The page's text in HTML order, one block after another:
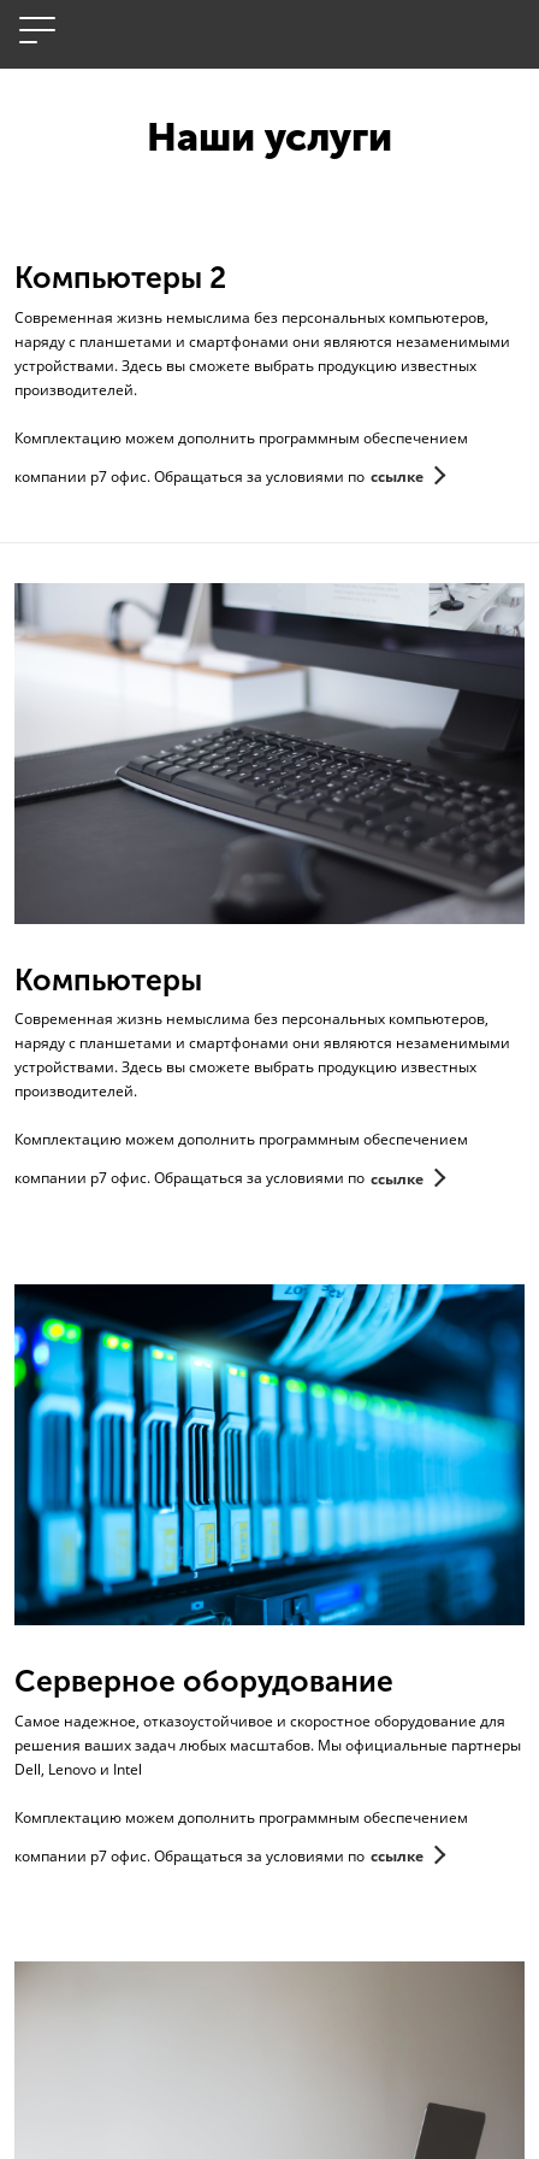
Наши услуги
Компьютеры 2
Современная жизнь немыслима без персональных компьютеров,
наряду с планшетами и смартфонами они являются незаменимыми
устройствами. Здесь вы сможете выбрать продукцию известных
производителей.
Комплектацию можем дополнить программным обеспечением
компании р7 офис. Обращаться за условиями по ссылке
Компьютеры
Современная жизнь немыслима без персональных компьютеров,
наряду с планшетами и смартфонами они являются незаменимыми
устройствами. Здесь вы сможете выбрать продукцию известных
производителей.
Комплектацию можем дополнить программным обеспечением
компании р7 офис. Обращаться за условиями по ссылке
Серверное оборудование
Самое надежное, отказоустойчивое и скоростное оборудование для
решения ваших задач любых масштабов. Мы официальные партнеры
Dell, Lenovo и Intel
Комплектацию можем дополнить программным обеспечением
компании р7 офис. Обращаться за условиями по ссылке